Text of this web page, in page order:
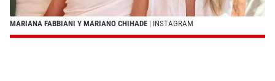
MARIANA FABBIANI Y MARIANO CHIHADE | INSTAGRAM